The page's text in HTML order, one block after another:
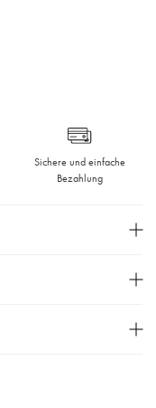
Sichere und einfache
Bezahlung